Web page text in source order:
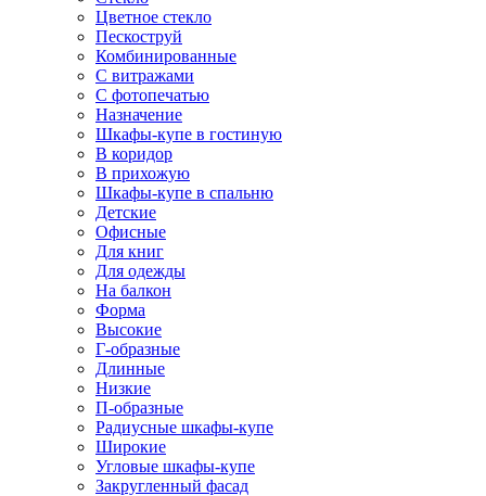
Цветное стекло
Пескоструй
Комбинированные
С витражами
С фотопечатью
Назначение
Шкафы-купе в гостиную
В коридор
В прихожую
Шкафы-купе в спальню
Детские
Офисные
Для книг
Для одежды
На балкон
Форма
Высокие
Г-образные
Длинные
Низкие
П-образные
Радиусные шкафы-купе
Широкие
Угловые шкафы-купе
Закругленный фасад